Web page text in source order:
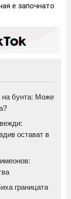
е започнато
на бунта: Може
остават в
границата